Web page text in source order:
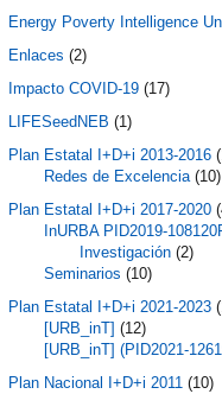
Energy Poverty Intelligence
Enlaces (2)
Impacto COVID-19 (17)
LIFESeedNEB (1)
Plan Estatal I+D+i 2013-2016
Redes de Excelencia(10)
Plan Estatal I+D+i 2017-2020
InURBA PID2019-
Investigación (2)
Seminarios (10)
Plan Estatal I+D+i 2021-2023
[URB_inT] (12)
[URB_inT] (PID2021-
Plan Nacional I+D+i 2011 (10)